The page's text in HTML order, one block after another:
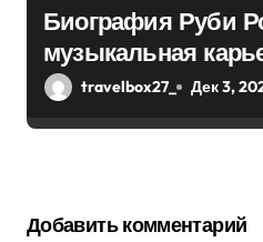
Биография Руби
музыкальная
жизнь и знаковые
travelbox27_ Дек 3,
Добавить комментарий